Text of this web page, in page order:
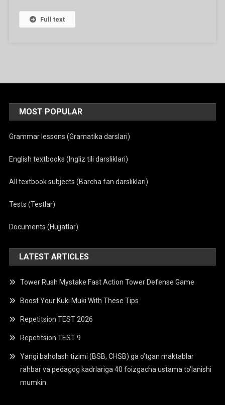
Full text
MOST POPULAR
Grammar lessons (Gramatika darslari)
English textbooks (Ingliz tili darsliklari)
All textbook subjects (Barcha fan darsliklari)
Tests (Testlar)
Documents (Hujjatlar)
LATEST ARTICLES
Tower Rush Mystake Fast Action Tower Defense Game
Boost Your Kuki Muki With These Tips
Repetitsion TEST 2026
Repetitsion TEST 9
Yangi baholash tizimi (BSB, CHSB) ga o’tgan maktablar
rahbar va pedagog kadrlariga 40 foizgacha ustama to’lanishi
mumkin